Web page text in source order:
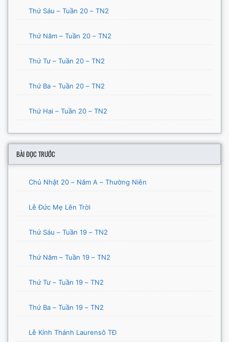
Thứ Sáu – Tuần 20 – TN2
Thứ Năm – Tuần 20 – TN2
Thứ Tư – Tuần 20 – TN2
Thứ Ba – Tuần 20 – TN2
Thứ Hai – Tuần 20 – TN2
BÀI ĐỌC TRƯỚC
Chủ Nhật 20 – Năm A – Thường Niên
Lễ Đức Mẹ Lên Trời
Thứ Sáu – Tuần 19 – TN2
Thứ Năm – Tuần 19 – TN2
Thứ Tư – Tuần 19 – TN2
Thứ Ba – Tuần 19 – TN2
Lễ Kính Thánh Laurensô TĐ